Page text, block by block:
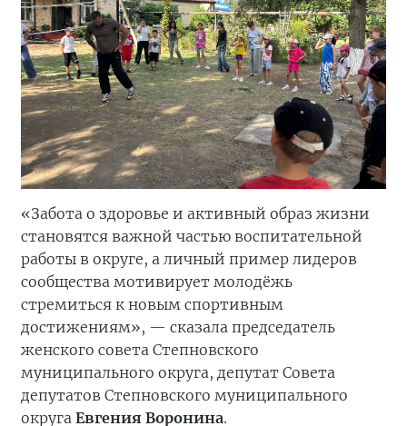
«Забота о здоровье и активный образ жизни
становятся важной частью воспитательной
работы в округе, а личный пример лидеров
сообщества мотивирует молодёжь
стремиться к новым спортивным
достижениям», — сказала председатель
женского совета Степновского
муниципального округа, депутат Совета
депутатов Степновского муниципального
округа Евгения Воронина.